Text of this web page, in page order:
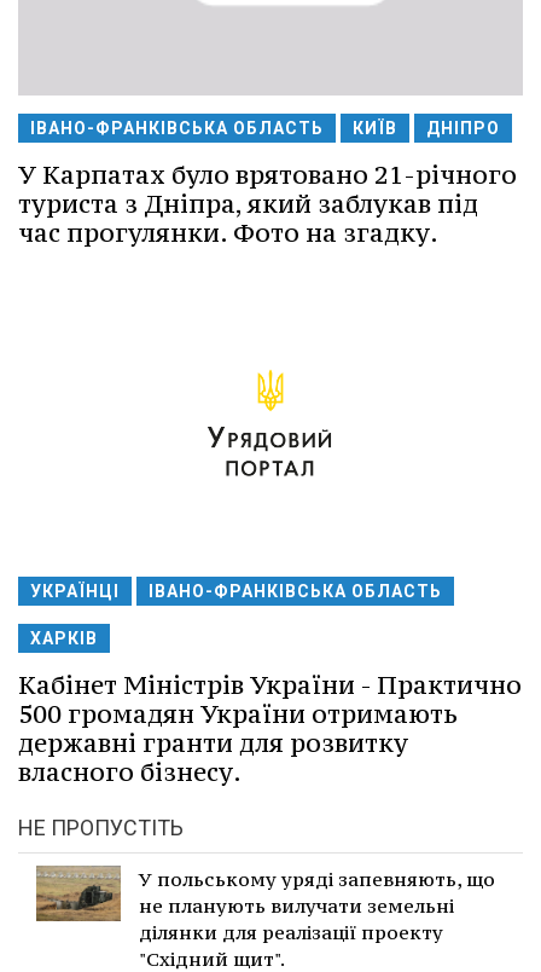
ІВАНО-ФРАНКІВСЬКА ОБЛАСТЬ КИЇВ ДНІПРО
У Карпатах було врятовано 21-річного
туриста з Дніпра, який заблукав під
час прогулянки. Фото на згадку.
УКРАЇНЦІ ІВАНО-ФРАНКІВСЬКА ОБЛАСТЬ
ХАРКІВ
Кабінет Міністрів України - Практично
500 громадян України отримають
державні гранти для розвитку
власного бізнесу.
НЕ ПРОПУСТІТЬ
У польському уряді запевняють, що
не планують вилучати земельні
ділянки для реалізації проекту
"Східний щит".